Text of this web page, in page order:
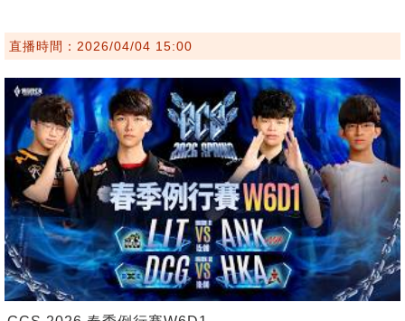
直播時間：2026/04/04 15:00